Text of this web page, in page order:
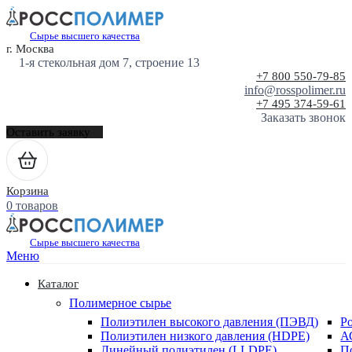
Сырье высшего качества
г. Москва
1-я стекольная дом 7, строение 13
+7 800 550-79-85
info@rosspolimer.ru
+7 495 374-59-61
Заказать звонок
Оставить заявку
Корзина
0 товаров
Сырье высшего качества
Меню
Каталог
Полимерное сырье
Полиэтилен высокого давления (ПЭВД)
Полиэтилен низкого давления (HDPE)